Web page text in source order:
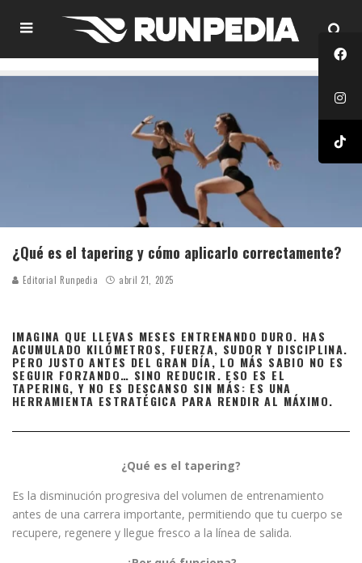
¿Qué es el tapering y cómo aplicarlo correctamente?
Editorial Runpedia abril 21, 2025
IMAGINA QUE LLEVAS MESES ENTRENANDO DURO. HAS
ACUMULADO KILÓMETROS, FUERZA, SUDOR Y DISCIPLINA.
PERO JUSTO ANTES DEL GRAN DÍA, LO MÁS SABIO NO ES
SEGUIR FORZANDO… SINO REDUCIR. ESO ES EL
TAPERING, Y NO ES DESCANSO SIN MÁS: ES UNA
HERRAMIENTA ESTRATÉGICA PARA RENDIR AL MÁXIMO.
¿Qué es el tapering?
Es la disminución progresiva del volumen de entrenamiento
antes de una carrera importante, permitiendo que tu cuerpo se
recupere, regenere y llegue fresco a la línea de salida.